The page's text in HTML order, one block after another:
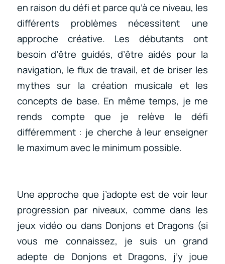
en raison du défi et parce qu’à ce niveau, les
différents problèmes nécessitent une
approche créative. Les débutants ont
besoin d’être guidés, d’être aidés pour la
navigation, le flux de travail, et de briser les
mythes sur la création musicale et les
concepts de base. En même temps, je me
rends compte que je relève le défi
différemment : je cherche à leur enseigner
le maximum avec le minimum possible.
Une approche que j’adopte est de voir leur
progression par niveaux, comme dans les
jeux vidéo ou dans Donjons et Dragons (si
vous me connaissez, je suis un grand
adepte de Donjons et Dragons, j’y joue